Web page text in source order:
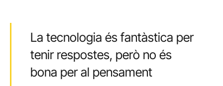
La tecnologia és fantàstica per
tenir respostes, però no és
bona per al pensament